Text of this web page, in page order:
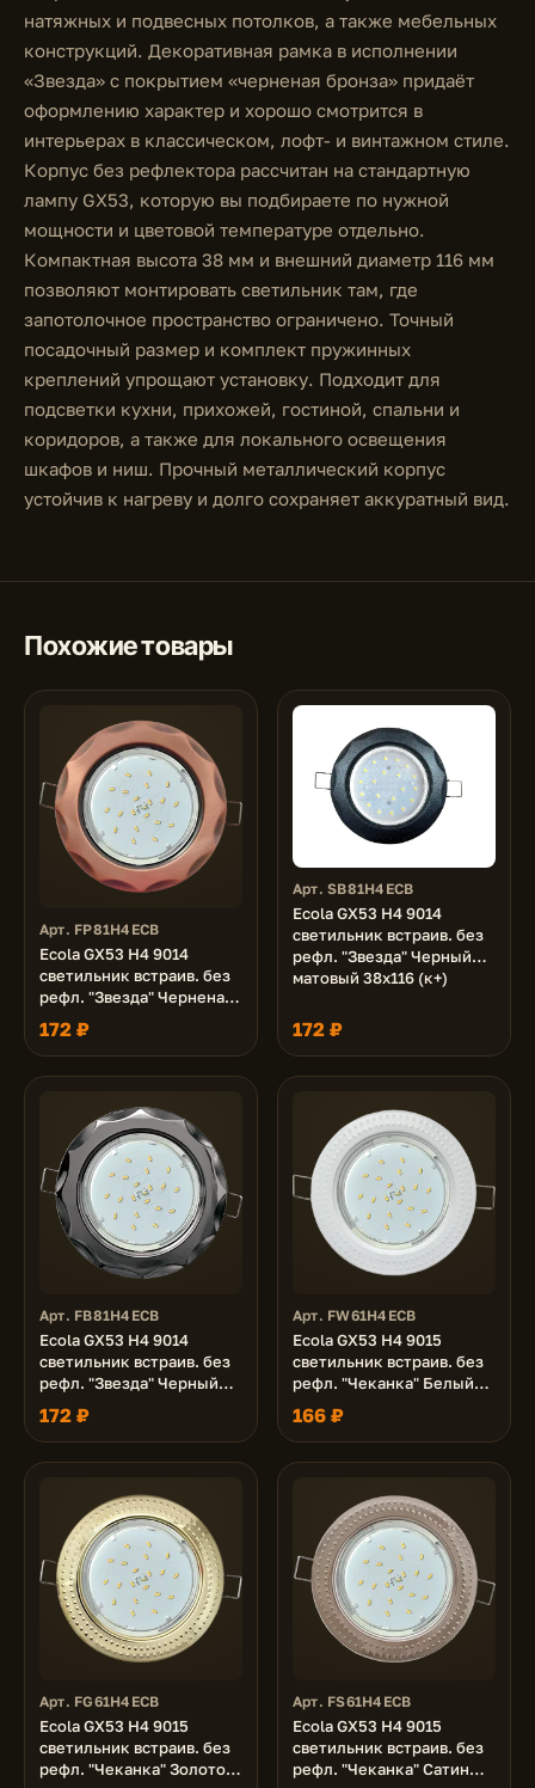
натяжных и подвесных потолков, а также мебельных
конструкций. Декоративная рамка в исполнении
«Звезда» с покрытием «черненая бронза» придаёт
оформлению характер и хорошо смотрится в
интерьерах в классическом, лофт- и винтажном стиле.
Корпус без рефлектора рассчитан на стандартную
лампу GX53, которую вы подбираете по нужной
мощности и цветовой температуре отдельно.
Компактная высота 38 мм и внешний диаметр 116 мм
позволяют монтировать светильник там, где
запотолочное пространство ограничено. Точный
посадочный размер и комплект пружинных
креплений упрощают установку. Подходит для
подсветки кухни, прихожей, гостиной, спальни и
коридоров, а также для локального освещения
шкафов и ниш. Прочный металлический корпус
устойчив к нагреву и долго сохраняет аккуратный вид.
Похожие товары
Арт. FP81H4ECB
Ecola GX53 H4 9014
светильник встраив. без
рефл. "Звезда" Черненая
медь 38x116 (к+)
172 ₽
Арт. SB81H4ECB
Ecola GX53 H4 9014
светильник встраив. без
рефл. "Звезда" Черный
матовый 38x116 (к+)
172 ₽
Арт. FB81H4ECB
Ecola GX53 H4 9014
светильник встраив. без
рефл. "Звезда" Черный
хром 38x116 (к+)
172 ₽
Арт. FW61H4ECB
Ecola GX53 H4 9015
светильник встраив. без
рефл. "Чеканка" Белый
43x115 (к+)
166 ₽
Арт. FG61H4ECB
Ecola GX53 H4 9015
светильник встраив. без
рефл. "Чеканка" Золото
Арт. FS61H4ECB
Ecola GX53 H4 9015
светильник встраив. без
рефл. "Чеканка" Сатин